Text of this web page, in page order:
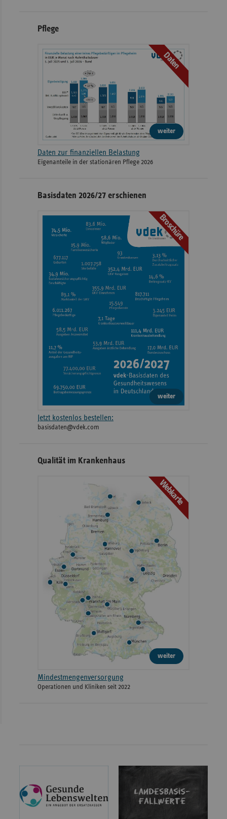
Pflege
Daten
weiter
Daten zur finanziellen Belastung
Eigenanteile in der stationären Pflege 2026
Basisdaten 2026/27 erschienen
Broschüre
weiter
Jetzt kostenlos bestellen:
basisdaten@vdek.com
Qualität im Krankenhaus
Webkarte
weiter
Mindestmengenversorgung
Operationen und Kliniken seit 2022